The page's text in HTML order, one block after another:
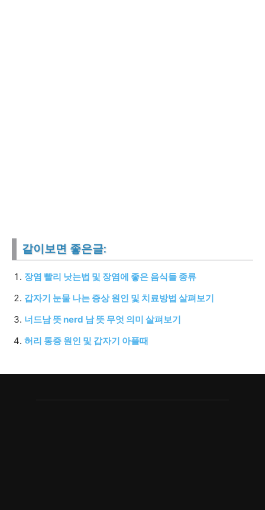
같이보면 좋은글:
장염 빨리 낫는법 및 장염에 좋은 음식들 종류
갑자기 눈물 나는 증상 원인 및 치료방법 살펴보기
너드남 뜻 nerd 남 뜻 무엇 의미 살펴보기
허리 통증 원인 및 갑자기 아플때